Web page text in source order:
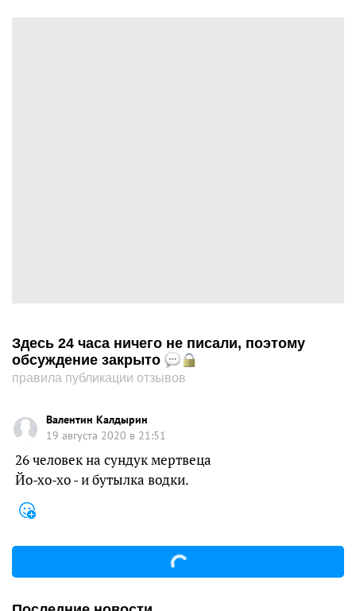
Здесь 24 часа ничего не писали, поэтому
обсуждение закрыто
правила публикации отзывов
Валентин Калдырин
19 августа 2020 в 21:51
26 человек на сундук мертвеца
Йо-хо-хо - и бутылка водки.